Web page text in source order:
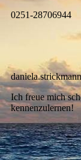
0251-28706944
Ich freue mich
kennenzulernen!